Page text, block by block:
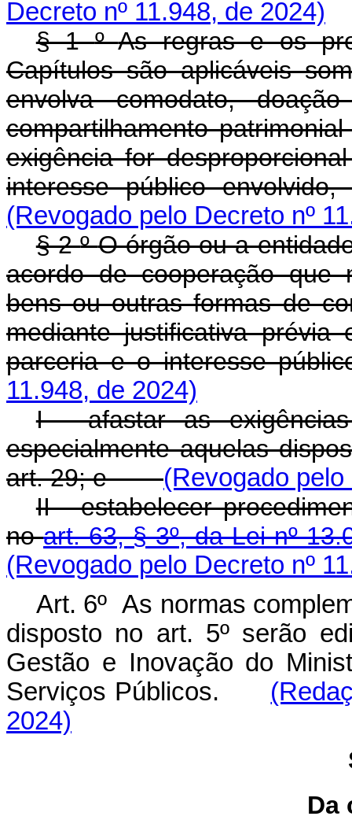
Decreto nº 11.948, de 2024)
§ 1ºAs regras e os
Capítulos são aplicáveis
envolva comodato,
compartilhamento
exigência for
interesse público
(Revogado pelo Decreto nº
§ 2ºO órgão ou a
acordo de cooperação que
bens ou outras formas de
mediante justificativa prévia
parceria e o interesse
11.948, de 2024)
I - afastar as
especialmente aquelas
art. 29; e(Revogado
II - estabelecer
noart. 63, § 3º, da Lei nº
(Revogado pelo Decreto nº
Art. 6º As normas
disposto no art. 5º serão
Gestão e Inovação do
Serviços Públicos.
2024)
Da